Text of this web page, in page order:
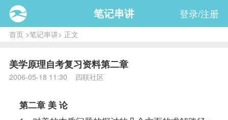
笔记串讲 登录/注册
首页>笔记串讲> 正文
美学原理自考复习资料第二章
2006-05-18 11:30 四联社区
第二章 美 论